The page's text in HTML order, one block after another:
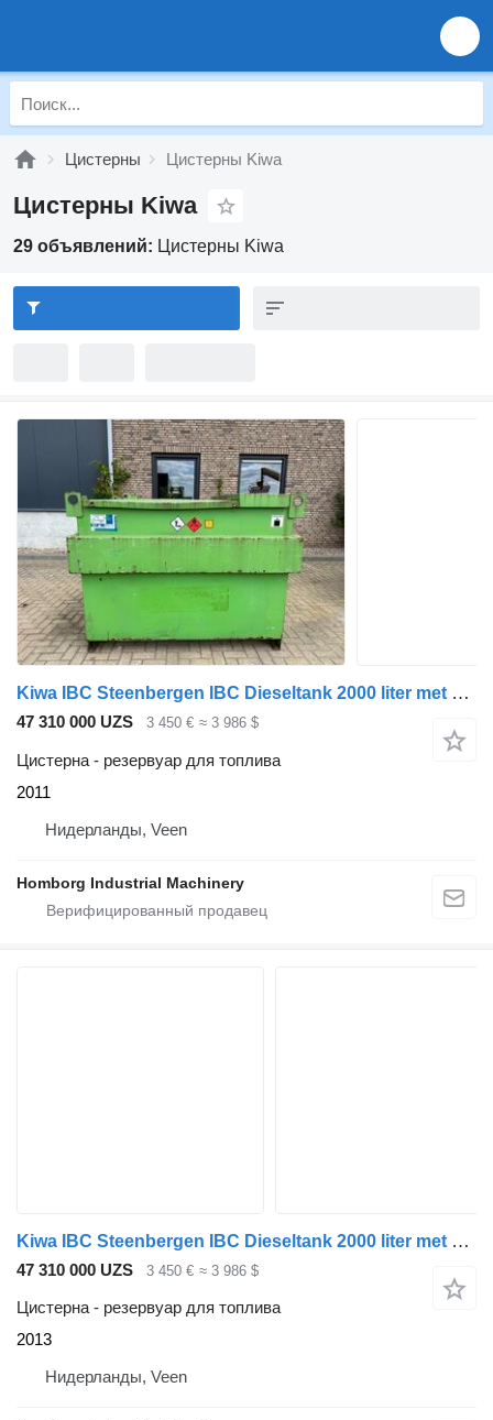
Цистерны Цистерны Kiwa
Цистерны Kiwa
29 объявлений: Цистерны Kiwa
Kiwa IBC Steenbergen IBC Dieseltank 2000 liter met handpomp Milieutan
47 310 000 UZS 3 450 € ≈ 3 986 $
Цистерна - резервуар для топлива
2011
Нидерланды, Veen
Homborg Industrial Machinery
Kiwa IBC Steenbergen IBC Dieseltank 2000 liter met handpomp Milieutan
47 310 000 UZS 3 450 € ≈ 3 986 $
Цистерна - резервуар для топлива
2013
Нидерланды, Veen